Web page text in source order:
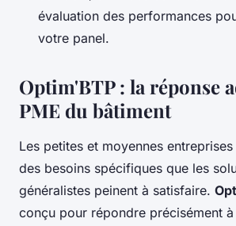
évaluation des performances
votre panel.
Optim'BTP : la réponse
PME du bâtiment
Les petites et moyennes
des besoins spécifiques que les
généralistes peinent à satisfaire.
conçu pour répondre précisément